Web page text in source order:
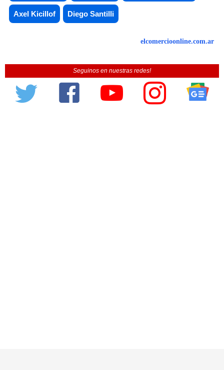
Axel Kicillof Diego Santilli
elcomercioonline.com.ar
Seguinos en nuestras redes!